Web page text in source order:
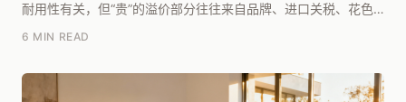
耐用性有关，但“贵”的溢价部分往往来自品牌、进口关税、花色
6 MIN READ